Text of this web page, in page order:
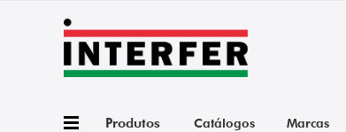
Produtos Catálogos Marcas